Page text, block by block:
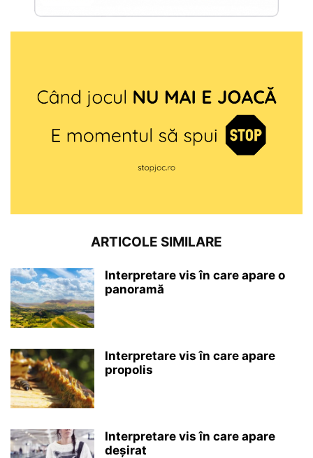
ARTICOLE SIMILARE
Interpretare vis în care apare o
panoramă
Interpretare vis în care apare
propolis
Interpretare vis în care apare
deșirat